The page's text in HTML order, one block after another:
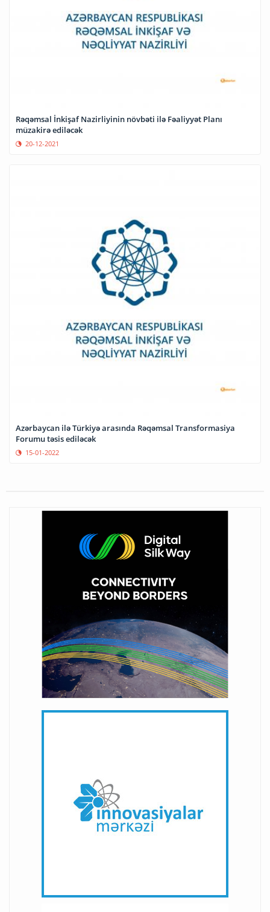
Rəqəmsal İnkişaf Nazirliyinin növbəti ilə Fəaliyyət Planı
müzakirə ediləcək
20-12-2021
Azərbaycan ilə Türkiyə arasında Rəqəmsal Transformasiya
Forumu təsis ediləcək
15-01-2022